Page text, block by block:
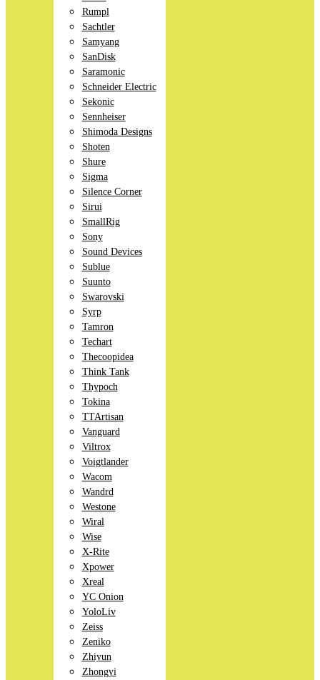
Rumpl
Sachtler
Samyang
SanDisk
Saramonic
Schneider Electric
Sekonic
Sennheiser
Shimoda Designs
Shoten
Shure
Sigma
Silence Corner
Sirui
SmallRig
Sony
Sound Devices
Sublue
Suunto
Swarovski
Syrp
Tamron
Techart
Thecoopidea
Think Tank
Thypoch
Tokina
TTArtisan
Vanguard
Viltrox
Voigtlander
Wacom
Wandrd
Westone
Wiral
Wise
X-Rite
Xpower
Xreal
YC Onion
YoloLiv
Zeiss
Zeniko
Zhiyun
Zhongyi